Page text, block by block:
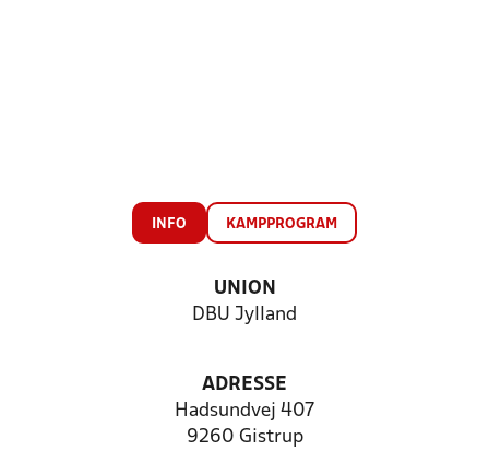
INFO KAMPPROGRAM
UNION
DBU Jylland
ADRESSE
Hadsundvej 407
9260 Gistrup